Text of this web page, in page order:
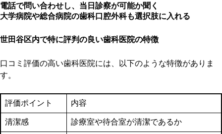
電話で問い合わせし、当日診察が可能か聞く
大学病院や総合病院の歯科口腔外科も選択肢に入れる
世田谷区内で特に評判の良い歯科医院の特徴
口コミ評価の高い歯科医院には、以下のような特徴がありま
す。
評価ポイント 内容
清潔感 診療室や待合室が清潔であるか